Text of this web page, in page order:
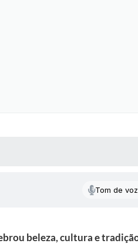
Tom de
beleza, cultura e